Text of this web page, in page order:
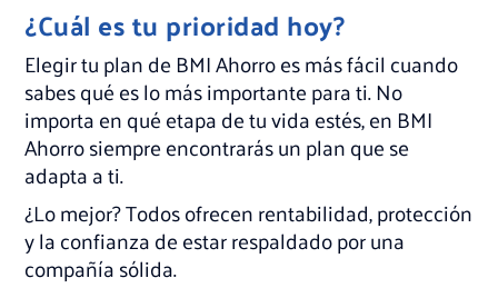
¿Cuál es tu prioridad hoy?
Elegir tu plan de BMI Ahorro es más fácil cuando
sabes qué es lo más importante para ti. No
importa en qué etapa de tu vida estés, en BMI
Ahorro siempre encontrarás un plan que se
adapta a ti.
¿Lo mejor? Todos ofrecen rentabilidad, protección
y la confianza de estar respaldado por una
compañía sólida.